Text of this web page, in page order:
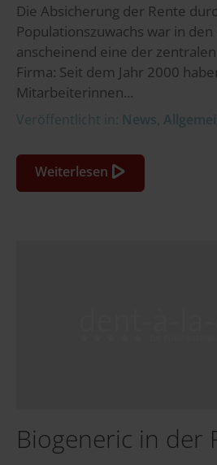
Die Absicherung der Rente
Populationszuwachs war in
anscheinend eine der
Firma: Seit dem Jahr 2000
Mitarbeiterinnen...
Veröffentlicht in: News,
Weiterlesen
Biogeneric in der